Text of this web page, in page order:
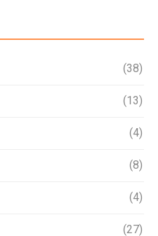
(38)
(13)
(4)
(8)
(4)
(27)